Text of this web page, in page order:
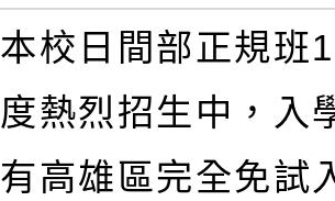
本校日間部正規班
度熱烈招生中，入
有高雄區完全免試